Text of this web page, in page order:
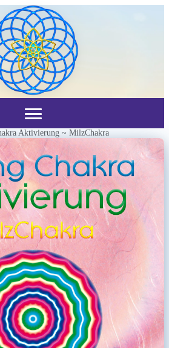
Aktivierung ~ MilzChakra